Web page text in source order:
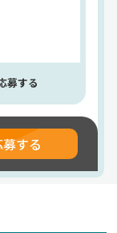
る丁寧な
で取得可
転士とし
。さらに、
、各種手
均年収は
高速・長距
ているた
す。しかも
で利用でき
募する
する